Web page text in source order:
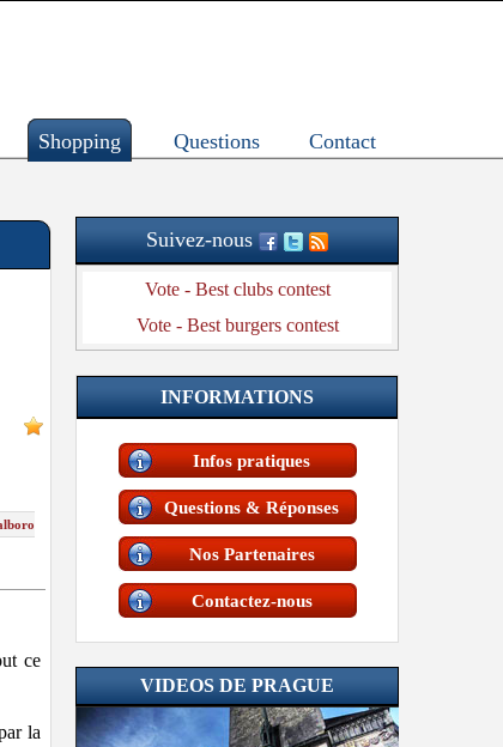
Shopping Questions Contact
ce
la
Suivez-nous
Vote - Best clubs contest
Vote - Best burgers contest
INFORMATIONS
Infos pratiques
Questions & Réponses
Nos Partenaires
Contactez-nous
VIDEOS DE PRAGUE